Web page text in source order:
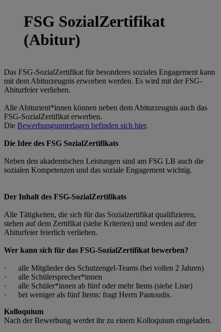
FSG SozialZertifikat
(Abitur)
Das FSG-SozialZertifikat für besonderes soziales Engagement kann
mit dem Abiturzeugnis erworben werden. Es wird mit der FSG-
Abiturfeier verliehen.
Alle Abiturient*innen können neben dem Abiturzeugnis auch das
FSG-SozialZertifikat erwerben.
Die Bewerbungsunterlagen befinden sich hier.
Die Idee des FSG SozialZertifikats
Neben den akademischen Leistungen sind am FSG LB auch die
sozialen Kompetenzen und das soziale Engagement wichtig.
Der Inhalt des FSG-SozialZertifikats
Alle Tätigkeiten, die sich für das Sozialzertifikat qualifizieren,
stehen auf dem Zertifikat (siehe Kriterien) und werden auf der
Abiturfeier feierlich verliehen.
Wer kann sich für das FSG-SozialZertifikat bewerben?
· alle Mitglieder des Schutzengel-Teams (bei vollen 2 Jahren)
· alle Schülersprecher*innen
· alle Schüler*innen ab fünf oder mehr Items (siehe Liste)
· bei weniger als fünf Items: fragt Herrn Pantoudis.
Kolloquium
Nach der Bewerbung werdet ihr zu einem Kolloquium eingeladen.